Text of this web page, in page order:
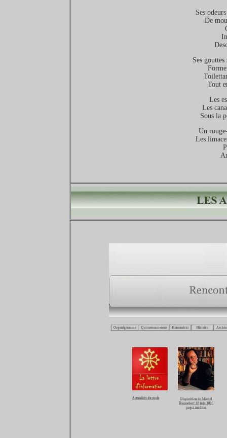
Ses
De
Ses gouttes
Tout
Les
Les
Sous la
Un
Les